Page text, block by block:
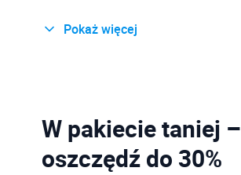
wykorzystanie punktów
Pokaż więcej
W pakiecie taniej –
oszczędź do 30%